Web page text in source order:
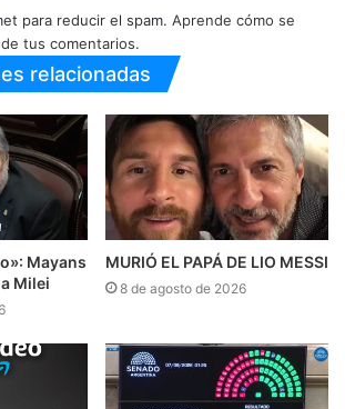
para reducir el spam. Aprende cómo se
tus comentarios.
relacionadas
Mayans
Milei
MURIÓ EL PAPÁ DE LIO MESSI
8 de agosto de 2026